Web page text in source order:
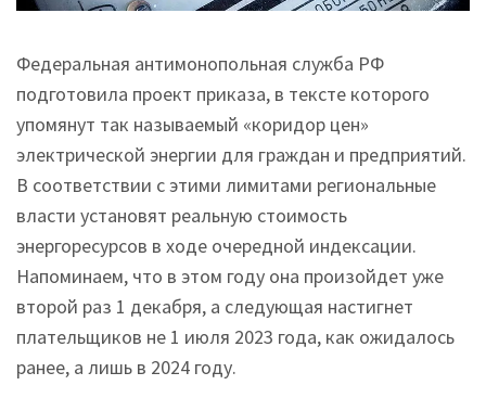
Федеральная антимонопольная служба РФ
подготовила проект приказа, в тексте которого
упомянут так называемый «коридор цен»
электрической энергии для граждан и предприятий.
В соответствии с этими лимитами региональные
власти установят реальную стоимость
энергоресурсов в ходе очередной индексации.
Напоминаем, что в этом году она произойдет уже
второй раз 1 декабря, а следующая настигнет
плательщиков не 1 июля 2023 года, как ожидалось
ранее, а лишь в 2024 году.